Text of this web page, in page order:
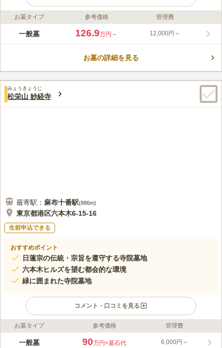
ライフドット編集部のコメント
日比谷線「六本木駅」から徒歩2分と、歩いてお参りできるアク
す。陽当たり良好な長耀寺墓苑では、過去の宗旨・宗派は不問な
口コミ評価
みんなの評価
女性
お墓から歩いて5分ほどのところに、大小人数食事ができるお店
お墓タイプ 参考価格 管理費
一般墓 126.9万円～ 12,000円～
お墓の詳細を見る
みょうきょうじ
松栄山 妙経寺
最寄駅： 麻布十番駅(886m)
東京都港区六本木6-15-16
生前申込できる
おすすめポイント
日蓮宗の伝統・宗旨を遵守する寺院墓地
六本木ヒルズを望む都会的な環境
緑に囲まれた寺院墓地
コメント・口コミを見る
ライフドット編集部のコメント
「六本木駅」徒歩7分、「麻布十番駅」「乃木坂駅」から徒歩圏
お墓タイプ 参考価格 管理費
一般墓 90万円+墓石代 6,000円～